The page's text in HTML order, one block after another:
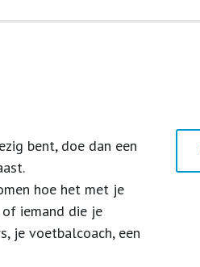
bent, doe dan een
hoe het met je
iemand die je
je voetbalcoach, een